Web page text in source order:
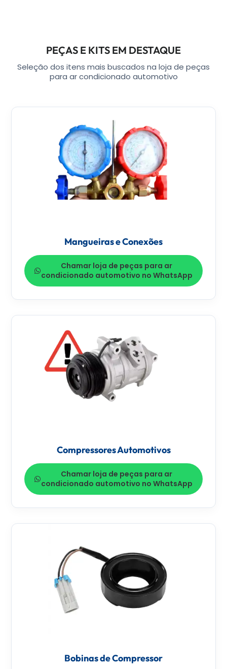
PEÇAS E KITS EM DESTAQUE
Seleção dos itens mais buscados na loja de peças
para ar condicionado automotivo
Mangueiras e Conexões
Chamar loja de peças para ar
condicionado automotivo no WhatsApp
Compressores Automotivos
Chamar loja de peças para ar
condicionado automotivo no WhatsApp
Bobinas de Compressor